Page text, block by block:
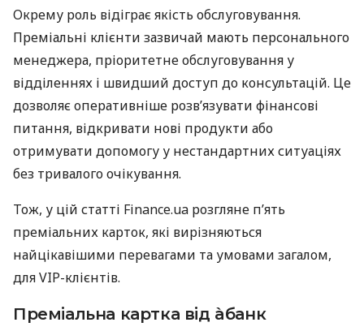
Окрему роль відіграє якість обслуговування.
Преміальні клієнти зазвичай мають персонального
менеджера, пріоритетне обслуговування у
відділеннях і швидший доступ до консультацій. Це
дозволяє оперативніше розв’язувати фінансові
питання, відкривати нові продукти або
отримувати допомогу у нестандартних ситуаціях
без тривалого очікування.
Тож, у цій статті Finance.ua розгляне п’ять
преміальних карток, які вирізняються
найцікавішими перевагами та умовами загалом,
для VIP-клієнтів.
Преміальна картка від àбанк